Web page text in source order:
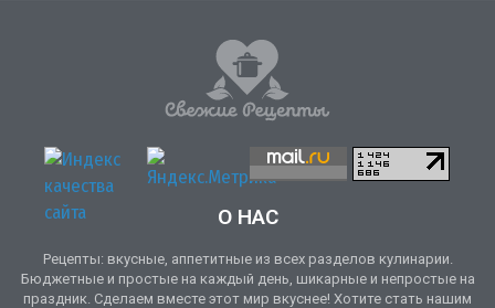
О НАС
Рецепты: вкусные, аппетитные из всех разделов кулинарии.
Бюджетные и простые на каждый день, шикарные и непростые на
праздник. Сделаем вместе этот мир вкуснее! Хотите стать нашим